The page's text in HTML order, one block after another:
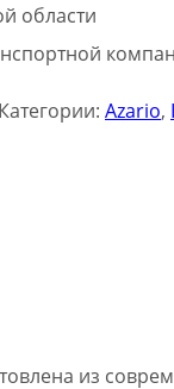
области
Категории: Azario,
из